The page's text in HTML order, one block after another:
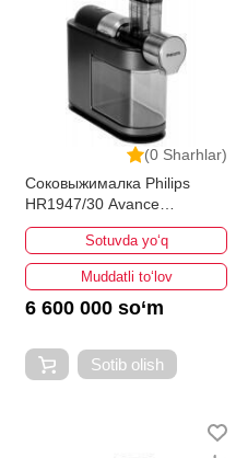
(0 Sharhlar)
Соковыжималка Philips
HR1947/30 Avance
Collection
Sotuvda yo‘q
Muddatli to‘lov
6 600 000 so‘m
Sotib olish